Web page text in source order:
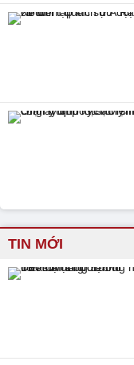
TIN MỚI